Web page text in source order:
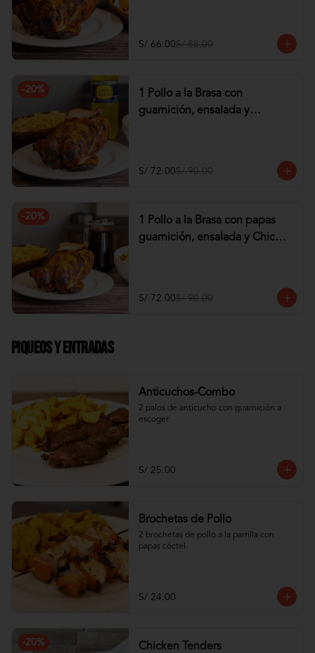
S/ 66.00S/ 88.00
-20%
1 Pollo a la Brasa con
guarnición, ensalada y
S/ 72.00S/ 90.00
-20%
1 Pollo a la Brasa con papas
guarnición, ensalada y Chicha
S/ 72.00S/ 90.00
Piqueos y Entradas
Anticuchos-Combo
2 palos de anticucho con guarnición a
escoger
S/ 25.00
Brochetas de Pollo
2 brochetas de pollo a la parrilla con
papas cóctel
S/ 24.00
-20% Chicken Tenders